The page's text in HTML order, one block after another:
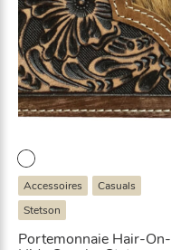
Accessoires
Casuals
Stetson
Portemonnaie Hair-On-